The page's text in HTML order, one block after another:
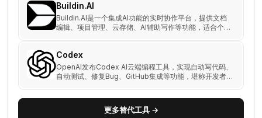
Buildin.AI
Buildin.AI是一个集成AI功能的实时协作平台，提供文档
编辑、项目管理、云存储、AI辅助写作等功能，适合个人
Codex
OpenAI发布Codex AI云端编程工具，实现自动写代码、
自动测试、修复Bug、GitHub集成等功能，堪称开发者
更多替代工具 →